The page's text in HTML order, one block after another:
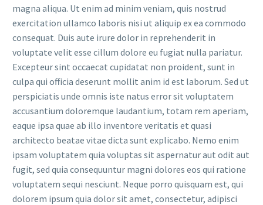
magna aliqua. Ut enim ad minim veniam, quis nostrud
exercitation ullamco laboris nisi ut aliquip ex ea commodo
consequat. Duis aute irure dolor in reprehenderit in
voluptate velit esse cillum dolore eu fugiat nulla pariatur.
Excepteur sint occaecat cupidatat non proident, sunt in
culpa qui officia deserunt mollit anim id est laborum. Sed ut
perspiciatis unde omnis iste natus error sit voluptatem
accusantium doloremque laudantium, totam rem aperiam,
eaque ipsa quae ab illo inventore veritatis et quasi
architecto beatae vitae dicta sunt explicabo. Nemo enim
ipsam voluptatem quia voluptas sit aspernatur aut odit aut
fugit, sed quia consequuntur magni dolores eos qui ratione
voluptatem sequi nesciunt. Neque porro quisquam est, qui
dolorem ipsum quia dolor sit amet, consectetur, adipisci